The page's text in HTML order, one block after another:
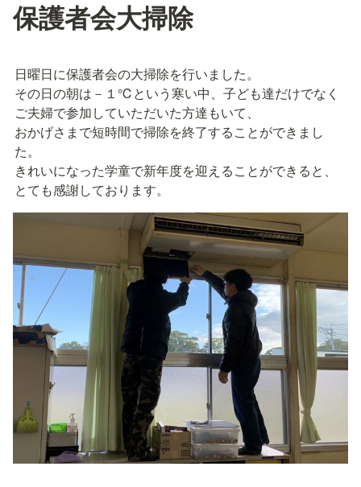
保護者会大掃除
日曜日に保護者会の大掃除を行いました。
その日の朝は－１℃という寒い中、子ども達だけでなく
ご夫婦で参加していただいた方達もいて、
おかげさまで短時間で掃除を終了することができまし
た。
きれいになった学童で新年度を迎えることができると、
とても感謝しております。